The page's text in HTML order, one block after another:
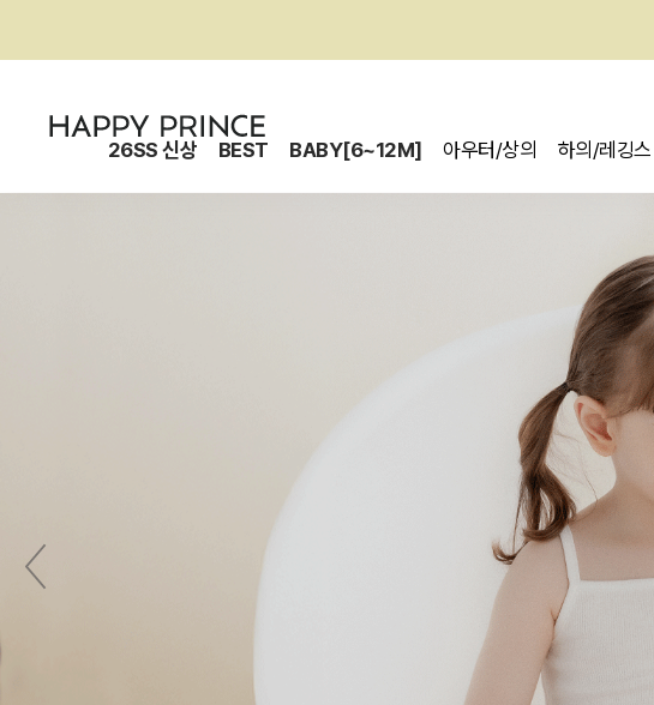
26SS 신상 BEST BABY[6~12M] 아우터/상의 하의/레깅스